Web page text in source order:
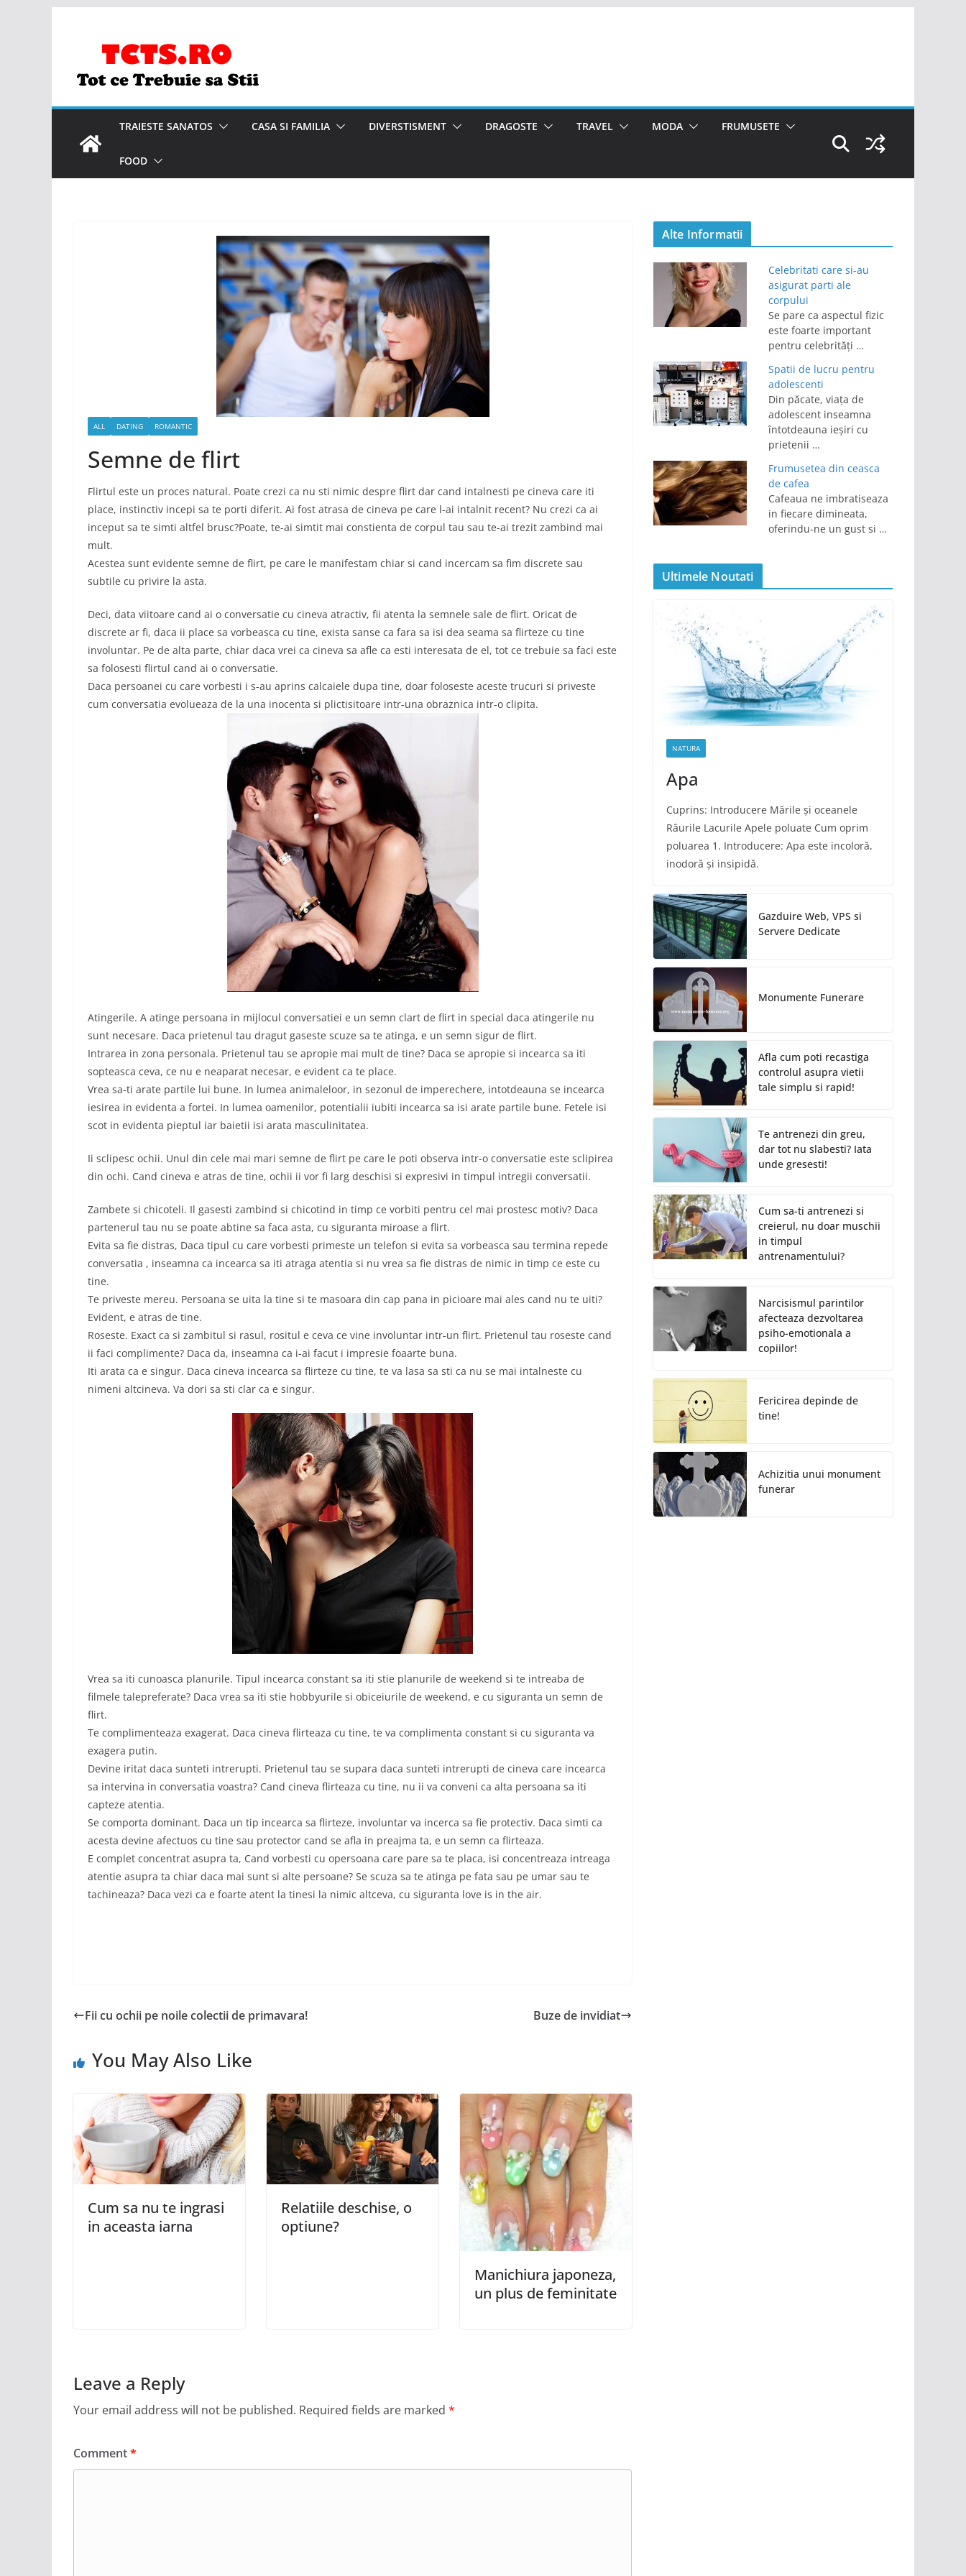
TRAIESTE SANATOS CASA SI FAMILIA DIVERSTISMENT DRAGOSTE TRAVEL MODA FRUMUSETE
FOOD
ALL DATING ROMANTIC
Semne de flirt
Flirtul este un proces natural. Poate crezi ca nu sti nimic despre flirt dar cand intalnesti pe cineva care iti
place, instinctiv incepi sa te porti diferit. Ai fost atrasa de cineva pe care l-ai intalnit recent? Nu crezi ca ai
inceput sa te simti altfel brusc?Poate, te-ai simtit mai constienta de corpul tau sau te-ai trezit zambind mai
mult.
Acestea sunt evidente semne de flirt, pe care le manifestam chiar si cand incercam sa fim discrete sau
subtile cu privire la asta.
Deci, data viitoare cand ai o conversatie cu cineva atractiv, fii atenta la semnele sale de flirt. Oricat de
discrete ar fi, daca ii place sa vorbeasca cu tine, exista sanse ca fara sa isi dea seama sa flirteze cu tine
involuntar. Pe de alta parte, chiar daca vrei ca cineva sa afle ca esti interesata de el, tot ce trebuie sa faci este
sa folosesti flirtul cand ai o conversatie.
Daca persoanei cu care vorbesti i s-au aprins calcaiele dupa tine, doar foloseste aceste trucuri si priveste
cum conversatia evolueaza de la una inocenta si plictisitoare intr-una obraznica intr-o clipita.
Atingerile. A atinge persoana in mijlocul conversatiei e un semn clart de flirt in special daca atingerile nu
sunt necesare. Daca prietenul tau dragut gaseste scuze sa te atinga, e un semn sigur de flirt.
Intrarea in zona personala. Prietenul tau se apropie mai mult de tine? Daca se apropie si incearca sa iti
sopteasca ceva, ce nu e neaparat necesar, e evident ca te place.
Vrea sa-ti arate partile lui bune. In lumea animaleloor, in sezonul de imperechere, intotdeauna se incearca
iesirea in evidenta a fortei. In lumea oamenilor, potentialii iubiti incearca sa isi arate partile bune. Fetele isi
scot in evidenta pieptul iar baietii isi arata masculinitatea.
Ii sclipesc ochii. Unul din cele mai mari semne de flirt pe care le poti observa intr-o conversatie este sclipirea
din ochi. Cand cineva e atras de tine, ochii ii vor fi larg deschisi si expresivi in timpul intregii conversatii.
Zambete si chicoteli. Il gasesti zambind si chicotind in timp ce vorbiti pentru cel mai prostesc motiv? Daca
partenerul tau nu se poate abtine sa faca asta, cu siguranta miroase a flirt.
Evita sa fie distras, Daca tipul cu care vorbesti primeste un telefon si evita sa vorbeasca sau termina repede
conversatia , inseamna ca incearca sa iti atraga atentia si nu vrea sa fie distras de nimic in timp ce este cu
tine.
Te priveste mereu. Persoana se uita la tine si te masoara din cap pana in picioare mai ales cand nu te uiti?
Evident, e atras de tine.
Roseste. Exact ca si zambitul si rasul, rositul e ceva ce vine involuntar intr-un flirt. Prietenul tau roseste cand
ii faci complimente? Daca da, inseamna ca i-ai facut i impresie foaarte buna.
Iti arata ca e singur. Daca cineva incearca sa flirteze cu tine, te va lasa sa sti ca nu se mai intalneste cu
nimeni altcineva. Va dori sa sti clar ca e singur.
Vrea sa iti cunoasca planurile. Tipul incearca constant sa iti stie planurile de weekend si te intreaba de
filmele talepreferate? Daca vrea sa iti stie hobbyurile si obiceiurile de weekend, e cu siguranta un semn de
flirt.
Te complimenteaza exagerat. Daca cineva flirteaza cu tine, te va complimenta constant si cu siguranta va
exagera putin.
Devine iritat daca sunteti intrerupti. Prietenul tau se supara daca sunteti intrerupti de cineva care incearca
sa intervina in conversatia voastra? Cand cineva flirteaza cu tine, nu ii va conveni ca alta persoana sa iti
capteze atentia.
Se comporta dominant. Daca un tip incearca sa flirteze, involuntar va incerca sa fie protectiv. Daca simti ca
acesta devine afectuos cu tine sau protector cand se afla in preajma ta, e un semn ca flirteaza.
E complet concentrat asupra ta, Cand vorbesti cu opersoana care pare sa te placa, isi concentreaza intreaga
atentie asupra ta chiar daca mai sunt si alte persoane? Se scuza sa te atinga pe fata sau pe umar sau te
tachineaza? Daca vezi ca e foarte atent la tinesi la nimic altceva, cu siguranta love is in the air.
Fii cu ochii pe noile colectii de primavara! Buze de invidiat
You May Also Like
Cum sa nu te ingrasi
in aceasta iarna
Relatiile deschise, o
optiune?
Manichiura japoneza,
un plus de feminitate
Leave a Reply
Your email address will not be published. Required fields are marked *
Comment*
Alte Informatii
Celebritati care si-au
asigurat parti ale
corpului
Se pare ca aspectul fizic
este foarte important
pentru celebrități …
Spatii de lucru pentru
adolescenti
Din păcate, viața de
adolescent inseamna
întotdeauna ieșiri cu
prietenii …
Frumusetea din ceasca
de cafea
Cafeaua ne imbratiseaza
in fiecare dimineata,
oferindu-ne un gust si …
Ultimele Noutati
NATURA
Apa
Cuprins: Introducere Mările și oceanele
Râurile Lacurile Apele poluate Cum oprim
poluarea 1. Introducere: Apa este incoloră,
inodoră și insipidă.
Gazduire Web, VPS si
Servere Dedicate
Monumente Funerare
Afla cum poti recastiga
controlul asupra vietii
tale simplu si rapid!
Te antrenezi din greu,
dar tot nu slabesti? Iata
unde gresesti!
Cum sa-ti antrenezi si
creierul, nu doar muschii
in timpul
antrenamentului?
Narcisismul parintilor
afecteaza dezvoltarea
psiho-emotionala a
copiilor!
Fericirea depinde de
tine!
Achizitia unui monument
funerar